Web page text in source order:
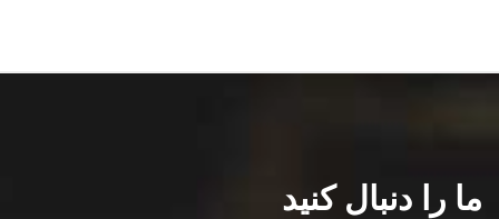
ما را دنبال کنید